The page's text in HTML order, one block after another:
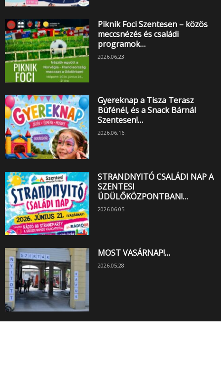
Piknik Foci Szentesen – közös
meccsnézés és családi
programok…
2026.06.23.
Gyereknap a Tisza Terasz
Büfénél, és a Snack Bárnál
Szentesen!…
2026.06.16.
STRANDNYITÓ CSALÁDI NAP A
SZENTESI
ÜDÜLŐKÖZPONTBAN!…
2026.06.05.
MOST VASÁRNAP!…
2026.05.28.